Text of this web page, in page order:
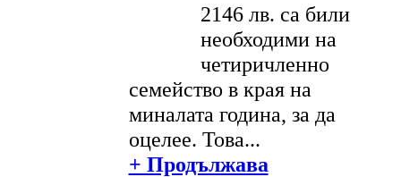
2146 лв. са били
необходими на
четиричленно
семейство в края на
миналата година, за да
оцелее. Това...
+ Продължава